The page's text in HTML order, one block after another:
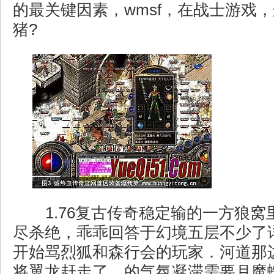
的最关键因素，wmsf，在战士游戏
猪?
1.76复古传奇稳定输的一方狼窝
尽杀绝，乖乖回答于幻境五层不少了
开始骂烈狐和森行会的玩家．河道那